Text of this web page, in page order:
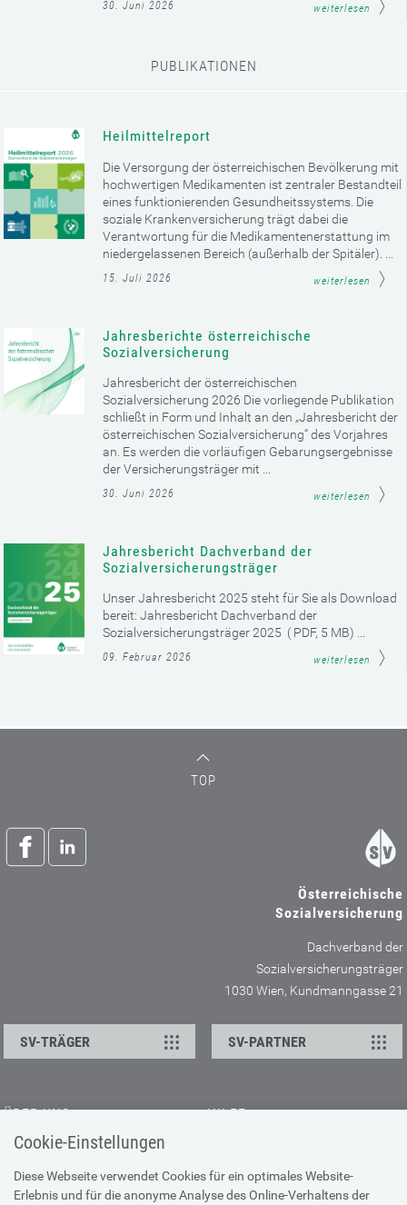
Cookie-Einstellungen
Diese Webseite verwendet Cookies für ein optimales Website-
Erlebnis und für die anonyme Analyse des Online-Verhaltens der
30. Juni 2026 weiterlesen
PUBLIKATIONEN
Heilmittelreport
Die Versorgung der österreichischen Bevölkerung mit
hochwertigen Medikamenten ist zentraler Bestandteil
eines funktionierenden Gesundheitssystems. Die
soziale Krankenversicherung trägt dabei die
Verantwortung für die Medikamentenerstattung im
niedergelassenen Bereich (außerhalb der Spitäler). ...
15. Juli 2026 weiterlesen
Jahresberichte österreichische
Sozialversicherung
Jahresbericht der österreichischen
Sozialversicherung 2026 Die vorliegende Publikation
schließt in Form und Inhalt an den „Jahresbericht der
österreichischen Sozialversicherung“ des Vorjahres
an. Es werden die vorläufigen Gebarungsergebnisse
der Versicherungsträger mit ...
30. Juni 2026 weiterlesen
Jahresbericht Dachverband der
Sozialversicherungsträger
Unser Jahresbericht 2025 steht für Sie als Download
bereit: Jahresbericht Dachverband der
Sozialversicherungsträger 2025 ( PDF, 5 MB) ...
09. Februar 2026 weiterlesen
TOP
Österreichische
Sozialversicherung
Dachverband der
Sozialversicherungsträger
1030 Wien, Kundmanngasse 21
SV-TRÄGER SV-PARTNER
ÜBER UNS
Kontakt
Offene Stellen
Presse
HILFE
Browser-Info & Sicherheit
Hilfe zur Suche